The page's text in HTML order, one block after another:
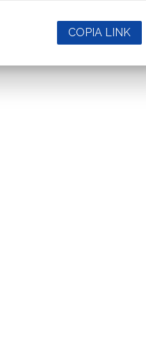
COPIA LINK